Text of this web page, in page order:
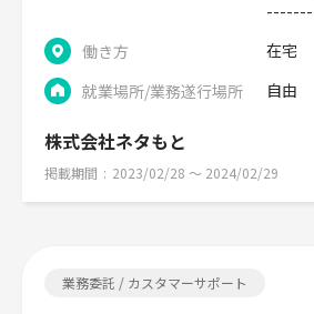
働き方
在宅
就業場所/業務遂行場所
自由
株式会社ネタもと
掲載期間 2023/02/28 〜 2024/02/29
業務委託 / カスタマーサポート